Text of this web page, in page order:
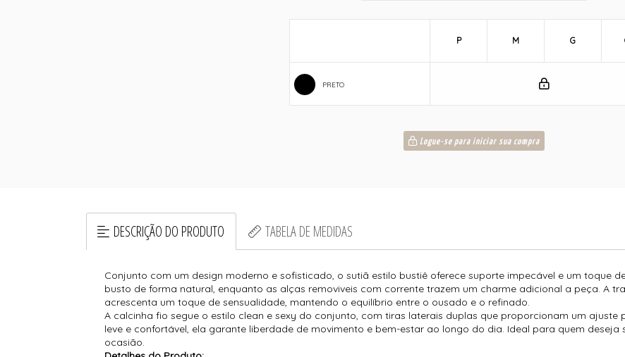
PRETO
P M G
Logue-se para iniciar sua compra
DESCRIÇÃO DO PRODUTO TABELA DE MEDIDAS
Conjunto com um design moderno e sofisticado, o sutiã estilo bustiê oferece suporte impecável e um toque
busto de forma natural, enquanto as alças removiveis com corrente trazem um charme adicional a peça. A
acrescenta um toque de sensualidade, mantendo o equilíbrio entre o ousado e o refinado.
A calcinha fio segue o estilo clean e sexy do conjunto, com tiras laterais duplas que proporcionam um ajuste
leve e confortável, ela garante liberdade de movimento e bem-estar ao longo do dia. Ideal para quem deseja
ocasião.